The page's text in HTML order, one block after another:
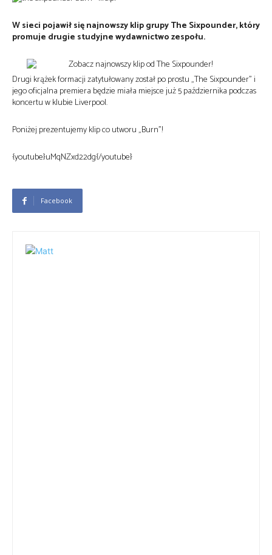
W sieci pojawił się najnowszy klip grupy The Sixpounder, który
promuje drugie studyjne wydawnictwo zespołu.
Drugi krążek formacji zatytułowany został po prostu „The Sixpounder” i
jego oficjalna premiera będzie miała miejsce już 5 października podczas
koncertu w klubie Liverpool.
Poniżej prezentujemy klip co utworu „Burn”!
{youtube}uMqNZxd22dg{/youtube}
Facebook